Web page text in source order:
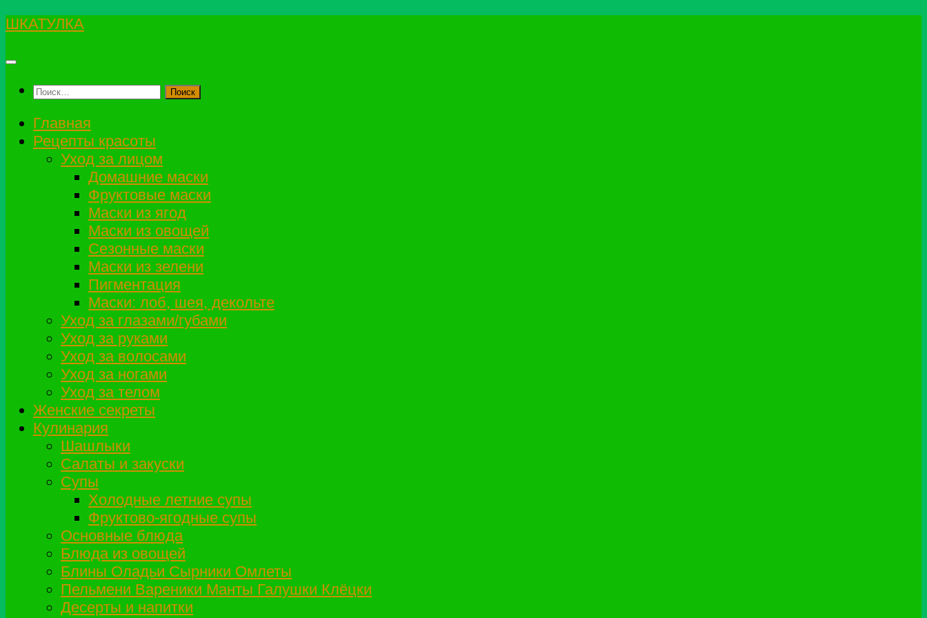
Перейти
содержимому
ШКАТУЛКА
Найти:
Главная
Рецепты красоты
Уход за лицом
Домашние маски
Фруктовые маски
Маски из ягод
Маски из овощей
Сезонные маски
Маски из зелени
Пигментация
Маски: лоб, шея, декольте
Уход за глазами/губами
Уход за руками
Уход за волосами
Уход за ногами
Уход за телом
Женские секреты
Кулинария
Шашлыки
Салаты и закуски
Супы
Холодные летние супы
Фруктово-ягодные супы
Основные блюда
Блюда из овощей
Блины Оладьи Сырники Омлеты
Пельмени Вареники Манты Галушки Клёцки
Десерты и напитки